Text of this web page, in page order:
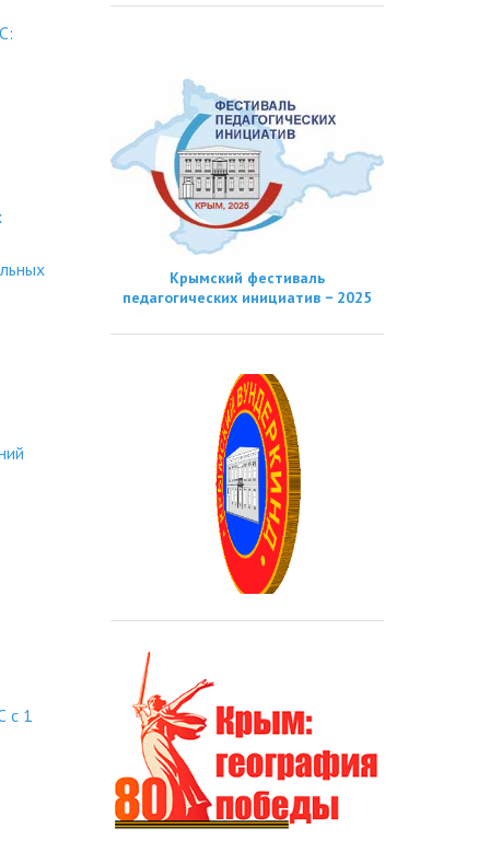
с 1
Крымский фестиваль
педагогических инициатив − 2025